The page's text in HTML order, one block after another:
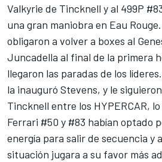
Valkyrie de Tincknell y al 499P
una gran maniobra en Eau
obligaron a volver a boxes al
Juncadella al final de la primera
llegaron las paradas de los
la inauguró Stevens, y le
Tincknell entre los HYPERCAR,
Ferrari #50 y #83 habían optado
energía para salir de secuencia y
situación jugara a su favor más